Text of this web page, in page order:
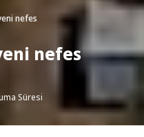
nefes
nefes
Süresi